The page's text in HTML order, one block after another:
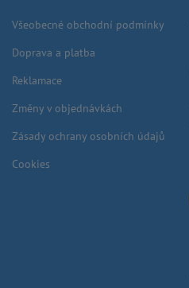
Všeobecné obchodní podmínky
Doprava a platba
Reklamace
Změny v objednávkách
Zásady ochrany osobních údajů
Cookies